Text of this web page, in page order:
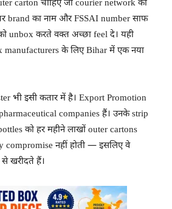
carton चाहिए जो courier network की
brand का नाम और FSSAI number साफ
unbox करते वक्त अच्छा feel दे। यही
manufacturers के लिए Bihar में एक नया
भी इसी कतार में है। Export Promotion
companies हैं। उनके strip
को हर महीने लाखों outer cartons
compromise नहीं होती — इसलिए वे
खरीदते हैं।